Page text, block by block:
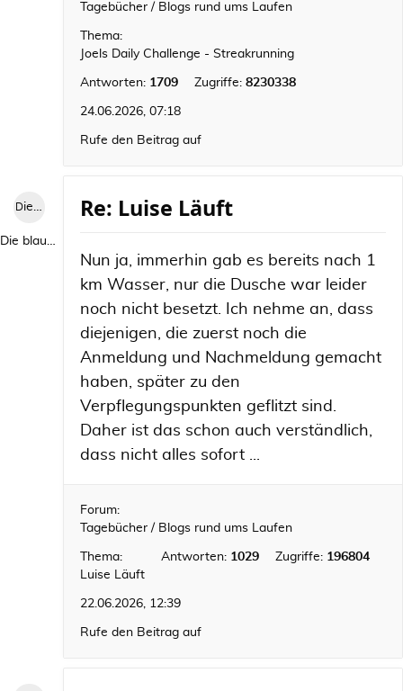
Tagebücher / Blogs rund ums Laufen
Thema:
Joels Daily Challenge - Streakrunning
Antworten: 1709 Zugriffe: 8230338
24.06.2026, 07:18
Rufe den Beitrag auf
Die blaue Luise
Die blaue Luise
Re: Luise Läuft
Nun ja, immerhin gab es bereits nach 1
km Wasser, nur die Dusche war leider
noch nicht besetzt. Ich nehme an, dass
diejenigen, die zuerst noch die
Anmeldung und Nachmeldung gemacht
haben, später zu den
Verpflegungspunkten geflitzt sind.
Daher ist das schon auch verständlich,
dass nicht alles sofort ...
Forum:
Tagebücher / Blogs rund ums Laufen
Thema:
Luise Läuft
Antworten: 1029 Zugriffe: 196804
22.06.2026, 12:39
Rufe den Beitrag auf